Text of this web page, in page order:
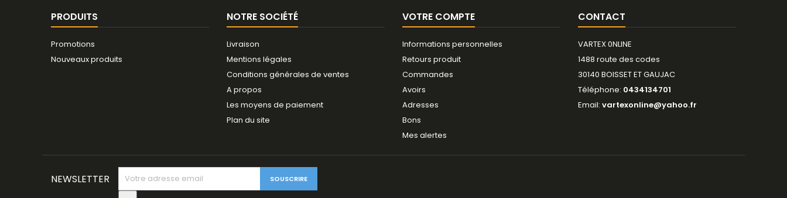
PRODUITS
Promotions
Nouveaux produits
NOTRE SOCIÉTÉ
Livraison
Mentions légales
Conditions générales de ventes
A propos
Les moyens de paiement
Plan du site
VOTRE COMPTE
Informations personnelles
Retours produit
Commandes
Avoirs
Adresses
Bons
Mes alertes
CONTACT
VARTEX 0NLINE
1488 route des codes
30140 BOISSET ET GAUJAC
Téléphone: 0434134701
Email: vartexonline@yahoo.fr
NEWSLETTER